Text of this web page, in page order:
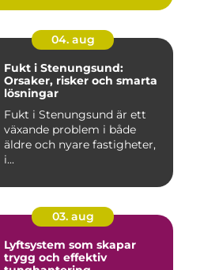
04. aug
Fukt i Stenungsund:
Orsaker, risker och smarta
lösningar
Fukt i Stenungsund är ett
växande problem i både
äldre och nyare fastigheter,
i...
03. aug
Lyftsystem som skapar
trygg och effektiv